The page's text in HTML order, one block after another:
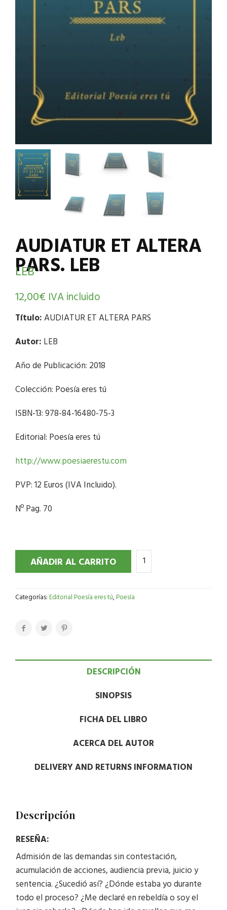
AUDIATUR ET ALTERA
PARS. LEB
LEB
12,00€ IVA incluido
Título:AUDIATUR ET ALTERA PARS
Autor: LEB
Año de Publicación: 2018
Colección: Poesía eres tú
ISBN-13: 978-84-16480-75-3
Editorial: Poesía eres tú
http://www.poesiaerestu.com
PVP: 12 Euros (IVA Incluido).
Nº Pag. 70
AÑADIR AL CARRITO
Categorías:Editorial Poesía eres tú,Poesía
DESCRIPCIÓN
SINOPSIS
FICHA DEL LIBRO
ACERCA DEL AUTOR
DELIVERY AND RETURNS INFORMATION
Descripción
RESEÑA:
Admisión de las demandas sin contestación,
acumulación de acciones, audiencia previa, juicio y
sentencia. ¿Sucedió así? ¿Dónde estaba yo durante
todo el proceso? ¿Me declaré en rebeldía o soy el